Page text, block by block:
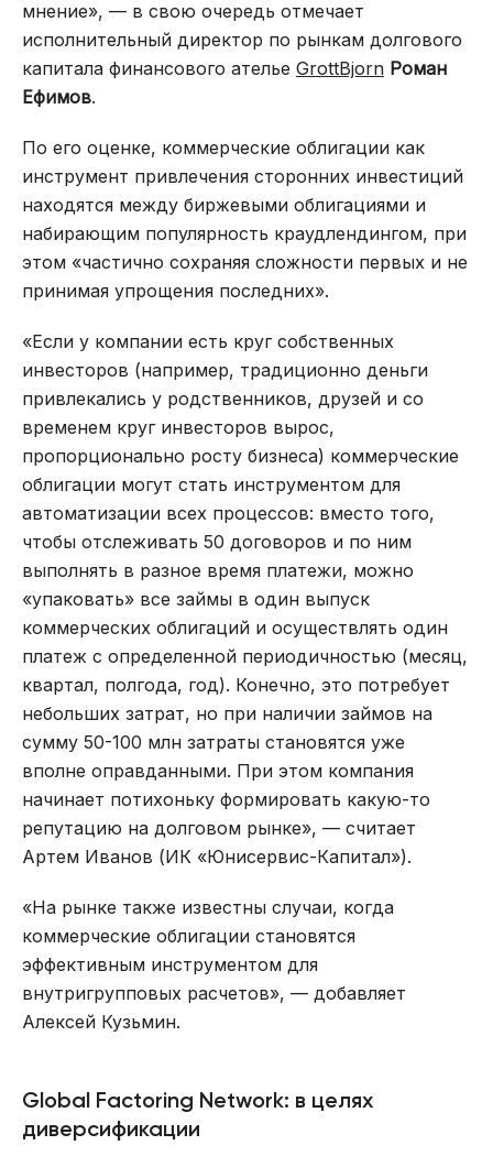
мнение», — в свою очередь отмечает
исполнительный директор по рынкам долгового
капитала финансового ателье GrottBjorn Роман
Ефимов.
По его оценке, коммерческие облигации как
инструмент привлечения сторонних инвестиций
находятся между биржевыми облигациями и
набирающим популярность краудлендингом, при
этом «частично сохраняя сложности первых и не
принимая упрощения последних».
«Если у компании есть круг собственных
инвесторов (например, традиционно деньги
привлекались у родственников, друзей и со
временем круг инвесторов вырос,
пропорционально росту бизнеса) коммерческие
облигации могут стать инструментом для
автоматизации всех процессов: вместо того,
чтобы отслеживать 50 договоров и по ним
выполнять в разное время платежи, можно
«упаковать» все займы в один выпуск
коммерческих облигаций и осуществлять один
платеж с определенной периодичностью (месяц,
квартал, полгода, год). Конечно, это потребует
небольших затрат, но при наличии займов на
сумму 50-100 млн затраты становятся уже
вполне оправданными. При этом компания
начинает потихоньку формировать какую-то
репутацию на долговом рынке», — считает
Артем Иванов (ИК «Юнисервис-Капитал»).
«На рынке также известны случаи, когда
коммерческие облигации становятся
эффективным инструментом для
внутригрупповых расчетов», — добавляет
Алексей Кузьмин.
Global Factoring Network: в целях
диверсификации